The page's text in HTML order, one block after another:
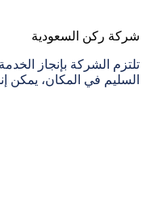
شركة ركن السعودية
تلتزم الشركة بإنجاز
السليم في المكان، يمكن